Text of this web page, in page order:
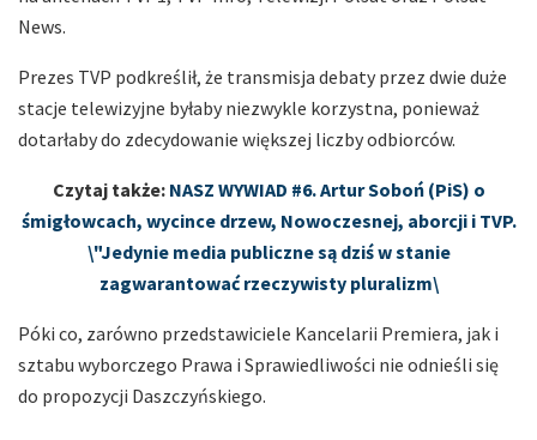
News.
Prezes TVP podkreślił, że transmisja debaty przez dwie duże
stacje telewizyjne byłaby niezwykle korzystna, ponieważ
dotarłaby do zdecydowanie większej liczby odbiorców.
Czytaj także: NASZ WYWIAD #6. Artur Soboń (PiS) o
śmigłowcach, wycince drzew, Nowoczesnej, aborcji i TVP.
\"Jedynie media publiczne są dziś w stanie
zagwarantować rzeczywisty pluralizm\
Póki co, zarówno przedstawiciele Kancelarii Premiera, jak i
sztabu wyborczego Prawa i Sprawiedliwości nie odnieśli się
do propozycji Daszczyńskiego.